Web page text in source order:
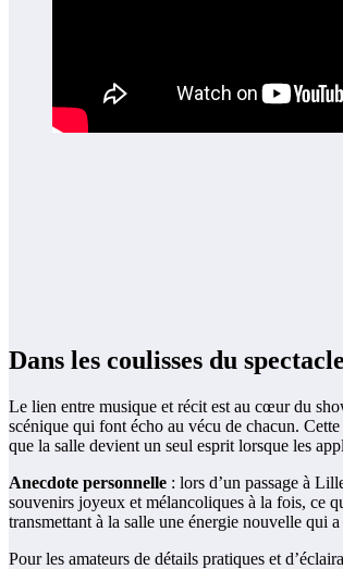
Dans les coulisses du
Le lien entre musique et récit est au cœur du
scénique qui font écho au vécu de chacun.
que la salle devient un seul esprit lorsque les
Anecdote personnelle : lors d’un passage à
souvenirs joyeux et mélancoliques à la fois, ce
transmettant à la salle une énergie nouvelle qui
Pour les amateurs de détails pratiques et